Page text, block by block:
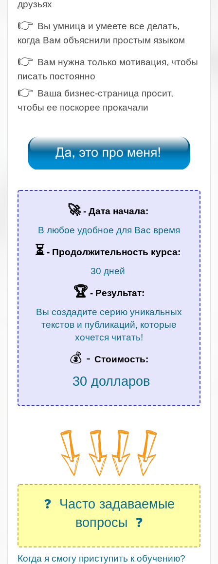
друзьях
👉 Вы умница и умеете все делать,
когда Вам объяснили простым языком
👉 Вам нужна только мотивация, чтобы
писать постоянно
👉 Ваша бизнес-страница просит,
чтобы ее поскорее прокачали
🚀- Дата начала:
В любое удобное для Вас время
⏳- Продолжительность курса:
30 дней
🏆 - Результат:
Вы создадите серию уникальных
текстов и публикаций, которые
хочется читать!
💰 - Стоимость:
30 долларов
❓ Часто задаваемые
вопросы ❓
Когда я смогу приступить к обучению?